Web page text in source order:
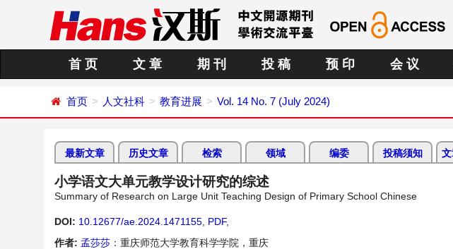
首 页 文 章 期 刊 投 稿 预 印 会 议
首页 人文社科 教育进展 Vol. 14 No. 7 (July 2024)
最新文章 历史文章 检索 领域 编委 投稿须知
小学语文大单元教学设计研究的综述
Summary of Research on Large Unit Teaching Design of Primary School Chinese
DOI: 10.12677/ae.2024.1471155 PDF,
作者: 孟莎莎 ：重庆师范大学教育科学学院，重庆